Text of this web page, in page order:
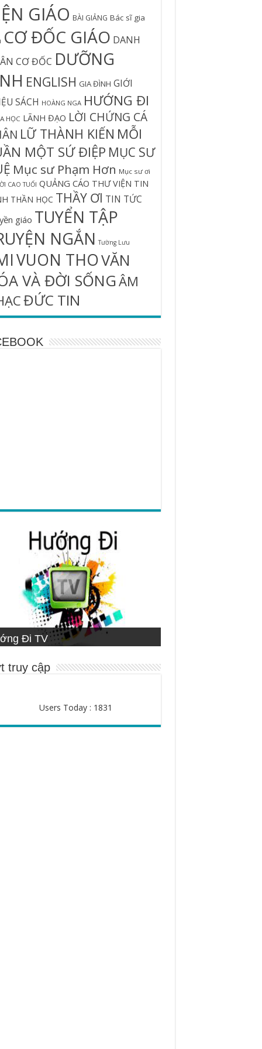
GIÁO BÀI GIẢNG Bác sĩ gia
CƠ ĐỐC GIÁO DANH
CƠ ĐỐC DƯỠNG
ENGLISH GIA ĐÌNH GIỚI
SÁCH HOÀNG NGA HƯỚNG ĐI
HỌC LÃNH ĐẠO LỜI CHỨNG CÁ
LỮ THÀNH KIẾN MỖI
MỘT SỨ ĐIỆP MỤC SƯ
Mục sư Phạm Hơn Mục sư ơi
CAO TUỔI QUẢNG CÁO THƯ VIỆN TIN
THẦN HỌC THẦY ƠI TIN TỨC
giáo TUYỂN TẬP
NGẮN Tường Lưu
VUON THOVĂN
VÀ ĐỜI SỐNGÂM
ĐỨC TIN
Đi TV
Đạo
MISSIONARY
Chăn Bầy
truy cập
Users Today : 1831